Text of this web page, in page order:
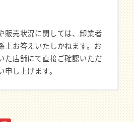
販売状況に関しては、卸業者
上お答えいたしかねます。お
た店舗にて直接ご確認いただ
し上げます。